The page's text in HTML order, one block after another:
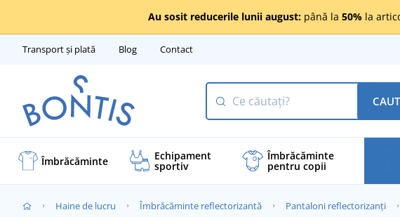
Au sosit reducerile lunii august: până la 50% la
Transport și plată Blog Contact
Îmbrăcăminte Echipament
sportiv
Îmbrăcăminte
pentru copii
Haine de lucru Îmbrăcăminte reflectorizantă Pantaloni reflectorizanți